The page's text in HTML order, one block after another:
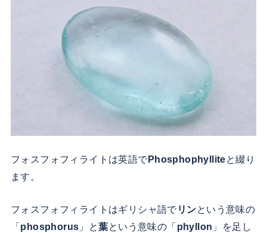
フォスフォフィライトは英語でPhosphophylliteと綴り
ます。
フォスフォフィライトはギリシャ語でリンという意味の
「phosphorus 」と葉という意味の「phyllon 」を足し